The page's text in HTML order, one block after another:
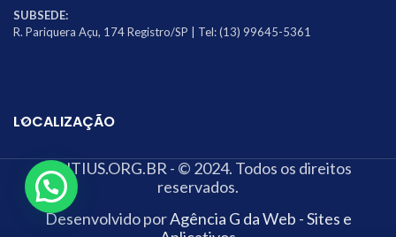
SUBSEDE:
R. Pariquera Açu, 174 Registro/SP | Tel: (13) 99645-5361
LOCALIZAÇÃO
SINTIUS.ORG.BR - © 2024. Todos os direitos
reservados.
Desenvolvido porAgência G da Web - Sites e